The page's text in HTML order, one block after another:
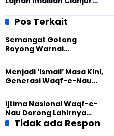
Pos Terkait
Semangat Gotong
Royong Warnai
Masjid di Jemaat
Ahmadiyah Sukapura
Menjadi ‘Ismail’ Masa Kini,
Generasi Waqf-e-Nau
Pengabdian
Ijtima Nasional Waqf-e-
Nau Dorong Lahirnya
Generasi Pengkhidmat
Tidak ada Respon